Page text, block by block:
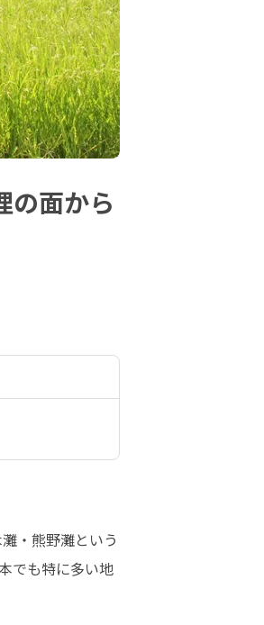
の面から
・熊野灘という
でも特に多い地